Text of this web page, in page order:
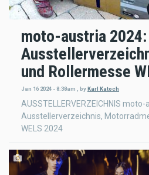
moto-austria 2024:
und Rollermesse
Jan 16 2024 - 8:38am byKarl Katoch
AUSSTELLERVERZEICHNIS
Ausstellerverzeichnis,
WELS 2024